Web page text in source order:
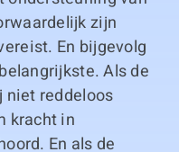
zijn
En bijgevolg
Als de
niet reddeloos
kracht in
En als de